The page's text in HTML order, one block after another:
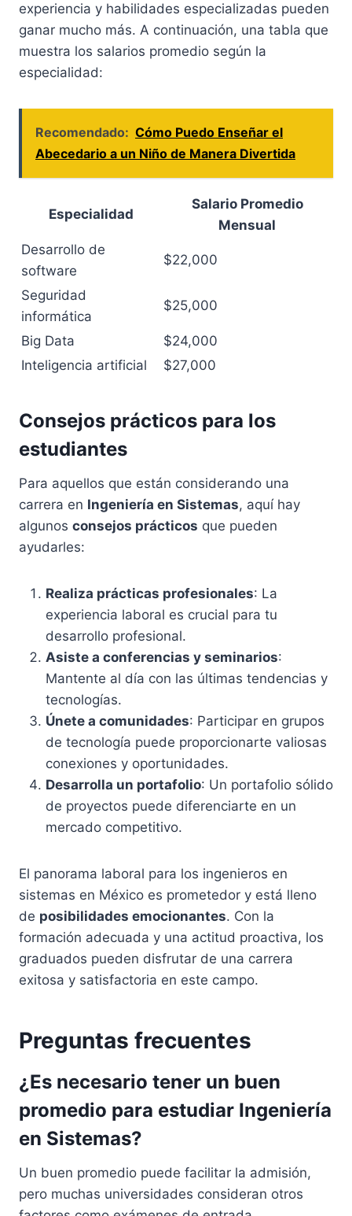
experiencia y habilidades especializadas pueden
ganar mucho más. A continuación, una tabla que
muestra los salarios promedio según la
especialidad:
Recomendado: Cómo Puedo Enseñar el
Abecedario a un Niño de Manera Divertida
Especialidad
Salario Promedio
Mensual
Desarrollo de
software
$22,000
Seguridad
informática
$25,000
Big Data
$24,000
Inteligencia artificial
$27,000
Consejos prácticos para los
estudiantes
Para aquellos que están considerando una
carrera en Ingeniería en Sistemas, aquí hay
algunos consejos prácticos que pueden
ayudarles:
Realiza prácticas profesionales: La
experiencia laboral es crucial para tu
desarrollo profesional.
Asiste a conferencias y seminarios:
Mantente al día con las últimas tendencias y
tecnologías.
Únete a comunidades: Participar en grupos
de tecnología puede proporcionarte valiosas
conexiones y oportunidades.
Desarrolla un portafolio: Un portafolio sólido
de proyectos puede diferenciarte en un
mercado competitivo.
El panorama laboral para los ingenieros en
sistemas en México es prometedor y está lleno
de posibilidades emocionantes. Con la
formación adecuada y una actitud proactiva, los
graduados pueden disfrutar de una carrera
exitosa y satisfactoria en este campo.
Preguntas frecuentes
¿Es necesario tener un buen
promedio para estudiar Ingeniería
en Sistemas?
Un buen promedio puede facilitar la admisión,
pero muchas universidades consideran otros